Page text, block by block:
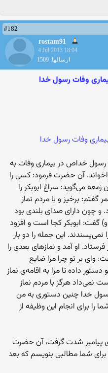
#182
rostam91
4 Jul 2013 18:04
ارسالها: 1509
وفات رسول خدا
وفات رسول خدا
رسول خداص در بیماری وفات به
آن حضرت فرمود: کسی را
زمعه می‌گوید: سراغ ابوبکر را
گفتم: برخیز و با مردم نماز
و چون دارای صدای بلندی بود
ابوبکر کجا است و افزود
این جمله را دو بار
او آمد و نمازهای بعدی را
وای بر تو چرا مرا ضایع
داده تا مرا به اقامه‌ی نماز
نمی‌داد هرگز با مردم نماز
خدا چنین دستوری به‌ من
را برای انجام این وظیفه‌ از
پیامبر شدت گرفت، آن حضرت
برای شما مطالبی بنویسم که بعد